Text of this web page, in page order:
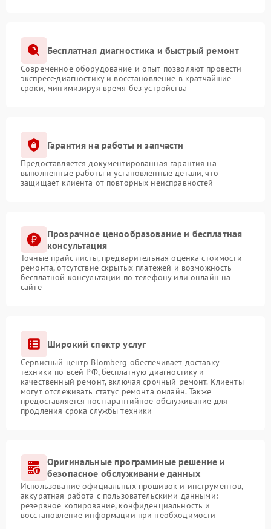
Бесплатная диагностика и быстрый ремонт
Современное оборудование и опыт позволяют провести
экспресс-диагностику и восстановление в кратчайшие
сроки, минимизируя время без устройства
Гарантия на работы и запчасти
Предоставляется документированная гарантия на
выполненные работы и установленные детали, что
защищает клиента от повторных неисправностей
Прозрачное ценообразование и бесплатная
консультация
Точные прайс-листы, предварительная оценка стоимости
ремонта, отсутствие скрытых платежей и возможность
бесплатной консультации по телефону или онлайн на
сайте
Широкий спектр услуг
Сервисный центр Blomberg обеспечивает доставку
техники по всей РФ, бесплатную диагностику и
качественный ремонт, включая срочный ремонт. Клиенты
могут отслеживать статус ремонта онлайн. Также
предоставляется постгарантийное обслуживание для
продления срока службы техники
Оригинальные программные решение и
безопасное обслуживание данных
Использование официальных прошивок и инструментов,
аккуратная работа с пользовательскими данными:
резервное копирование, конфиденциальность и
восстановление информации при необходимости